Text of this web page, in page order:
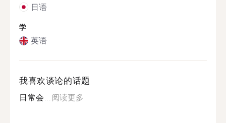
日语
学
英语
我喜欢谈论的话题
日常会...阅读更多